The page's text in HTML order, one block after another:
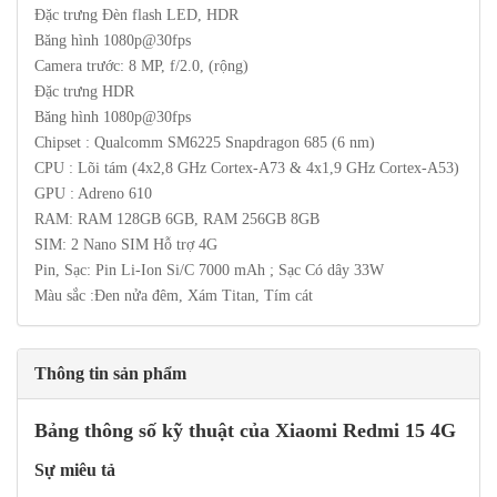
Đặc trưng Đèn flash LED, HDR
Băng hình 1080p@30fps
Camera trước: 8 MP, f/2.0, (rộng)
Đặc trưng HDR
Băng hình 1080p@30fps
Chipset : Qualcomm SM6225 Snapdragon 685 (6 nm)
CPU : Lõi tám (4x2,8 GHz Cortex-A73 & 4x1,9 GHz Cortex-A53)
GPU : Adreno 610
RAM: RAM 128GB 6GB, RAM 256GB 8GB
SIM: 2 Nano SIM Hỗ trợ 4G
Pin, Sạc: Pin Li-Ion Si/C 7000 mAh ; Sạc Có dây 33W
Màu sắc :Đen nửa đêm, Xám Titan, Tím cát
Thông tin sản phẩm
Bảng thông số kỹ thuật của Xiaomi Redmi 15 4G
Sự miêu tả